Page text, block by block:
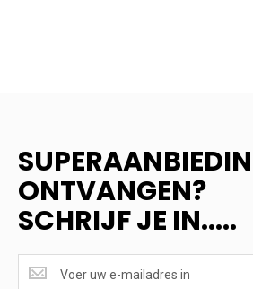
ONTVANGEN?
SCHRIJF JE IN.....
ONTVANGEN?